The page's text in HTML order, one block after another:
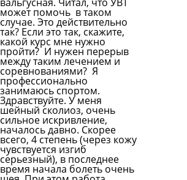
может помочь в таком
случае. Это действительно
так? Если это так, скажите,
какой курс мне нужно
пройти? И нужен перерыв
между таким лечением и
соревнованиями? Я
профессионально
занимаюсь спортом.
Здравствуйте. У меня
шейный сколиоз, очень
сильное искривление,
началось давно. Скорее
всего, 4 степень (через кожу
чувствуется изгиб
серьезный), в последнее
время начала болеть очень